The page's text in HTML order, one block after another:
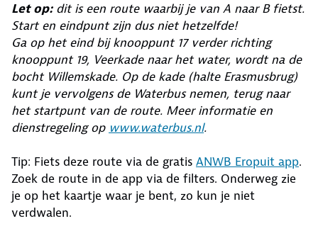
Let op:dit is een route waarbij je van A naar B fietst.
Start en eindpunt zijn dus niet hetzelfde!
Ga op het eind bij knooppunt 17 verder richting
knooppunt 19, Veerkade naar het water, wordt na de
bocht Willemskade. Op de kade (halte Erasmusbrug)
kunt je vervolgens de Waterbus nemen, terug naar
het startpunt van de route. Meer informatie en
dienstregeling op www.waterbus.nl.
Tip: Fiets deze route via de gratis ANWB Eropuit app.
Zoek de route in de app via de filters. Onderweg zie
je op het kaartje waar je bent, zo kun je niet
verdwalen.